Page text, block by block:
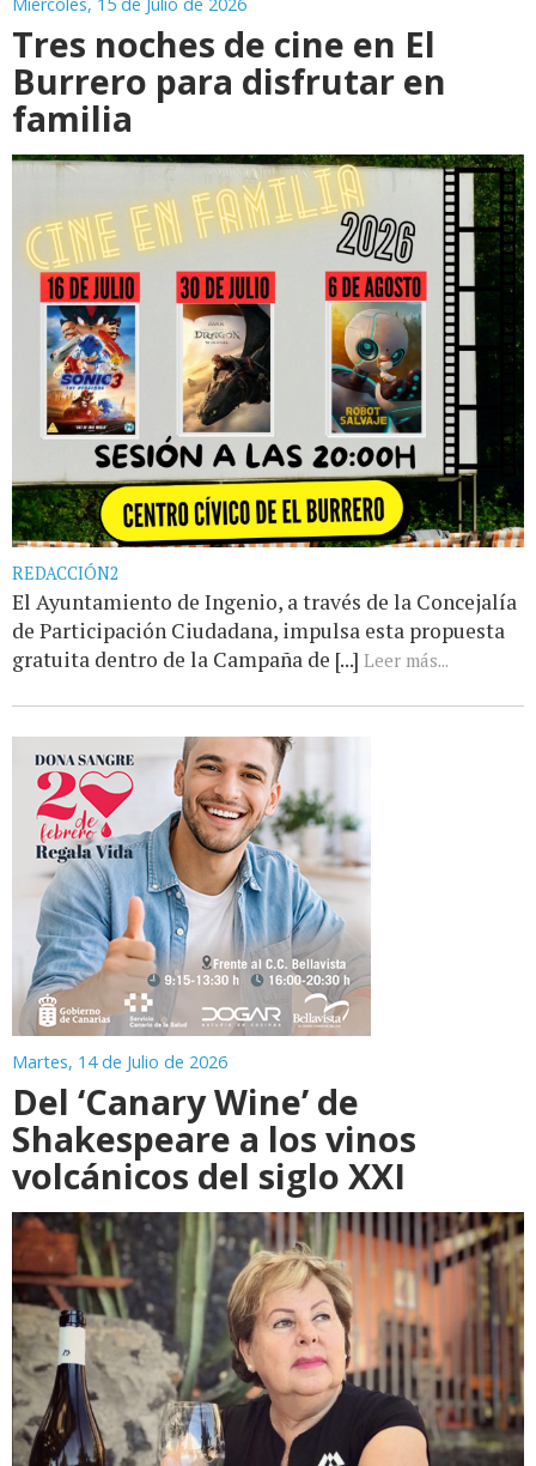
Tres noches de cine en El
Burrero para disfrutar en
familia
REDACCIÓN2
El Ayuntamiento de Ingenio, a través de la Concejalía
de Participación Ciudadana, impulsa esta propuesta
gratuita dentro de la Campaña de [...] Leer más...
Martes, 14 de Julio de 2026
Del ‘Canary Wine’ de
Shakespeare a los vinos
volcánicos del siglo XXI